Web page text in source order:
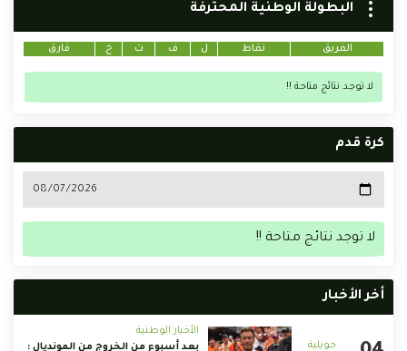
البطولة الوطنية المحترفة
الفريق نقاط ل ف ت خ فارق
لا توجد نتائج متاحة !!
كرة قدم
لا توجد نتائج متاحة !!
أخر الأخبار
الأخبار الوطنية
بعد أسبوع من الخروج من المونديال :